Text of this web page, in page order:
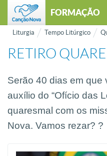
FORMAÇÃO
Liturgia Tempo Litúrgico
RETIRO
Serão 40 dias em que
auxílio do “Ofício das
quaresmal com os
Nova. Vamos rezar? ?